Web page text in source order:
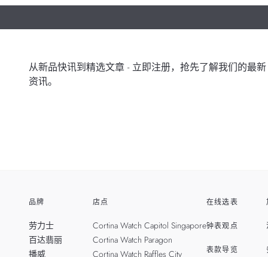
从新品快讯到精选文章 - 立即注册，抢先了解我们的最新
资讯。
品牌
劳力士
百达翡丽
播威
店点
Cortina Watch Capitol Singapore
Cortina Watch Paragon
Cortina Watch Raffles City
在线选表
钟表观点
表款导览